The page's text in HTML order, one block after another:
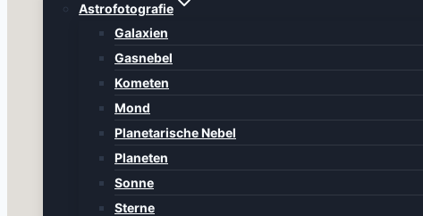
Astrofotografie
Galaxien
Gasnebel
Kometen
Mond
Planetarische Nebel
Planeten
Sonne
Sterne